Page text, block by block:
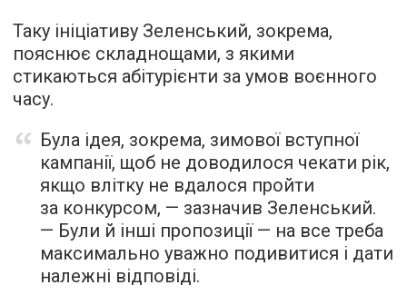
Таку ініціативу Зеленський, зокрема,
пояснює складнощами, з якими
стикаються абітурієнти за умов воєнного
часу.
Була ідея, зокрема, зимової вступної
кампанії, щоб не доводилося чекати рік,
якщо влітку не вдалося пройти
за конкурсом, — зазначив Зеленський.
— Були й інші пропозиції — на все треба
максимально уважно подивитися і дати
належні відповіді.